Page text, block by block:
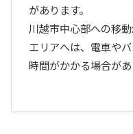
があります。
川越市中心部への移
エリアへは、電車や
時間がかかる場合があ